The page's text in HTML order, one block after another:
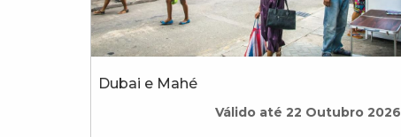
Dubai e Mahé
Válido até 22 Outubro 2026